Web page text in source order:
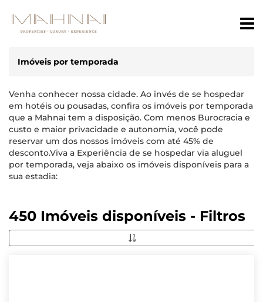
Imóveis por temporada
Venha conhecer nossa cidade. Ao invés de se hospedar
em hotéis ou pousadas, confira os imóveis por temporada
que a Mahnai tem a disposição. Com menos Burocracia e
custo e maior privacidade e autonomia, você pode
reservar um dos nossos imóveis com até 45% de
desconto.Viva a Experiência de se hospedar via aluguel
por temporada, veja abaixo os imóveis disponíveis para a
sua estadia:
450 Imóveis disponíveis - Filtros